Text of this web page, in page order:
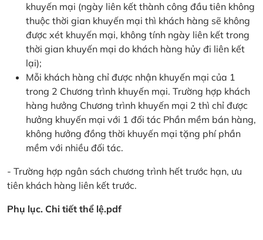
khuyến mại (ngày liên kết thành công đầu tiên không
thuộc thời gian khuyến mại thì khách hàng sẽ không
được xét khuyến mại, không tính ngày liên kết trong
thời gian khuyến mại do khách hàng hủy đi liên kết
lại);
Mỗi khách hàng chỉ được nhận khuyến mại của 1
trong 2 Chương trình khuyến mại. Trường hợp khách
hàng hưởng Chương trình khuyến mại 2 thì chỉ được
hưởng khuyến mại với 1 đối tác Phần mềm bán hàng,
không hưởng đồng thời khuyến mại tặng phí phần
mềm với nhiều đối tác.
- Trường hợp ngân sách chương trình hết trước hạn, ưu
tiên khách hàng liên kết trước.
Phụ lục. Chi tiết thể lệ.pdf